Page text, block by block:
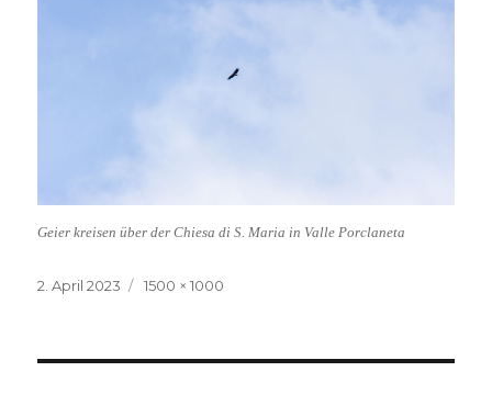
Geier kreisen über der Chiesa di S. Maria in Valle Porclaneta
Veröffentlicht
2. April 2023
Volle
1500 × 1000